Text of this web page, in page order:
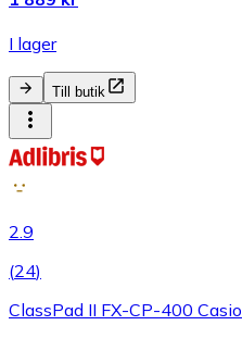
I lager
Till butik
2.9
(24)
ClassPad II FX-CP-400 Casio